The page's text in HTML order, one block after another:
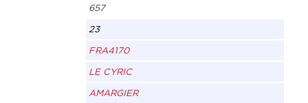
657
23
FRA4170
LE CYRIC
AMARGIER